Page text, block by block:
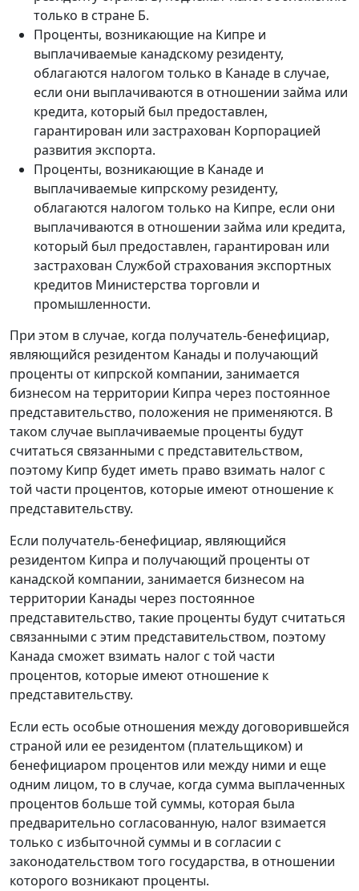
только в стране Б.
Проценты, возникающие на Кипре и
выплачиваемые канадскому резиденту,
облагаются налогом только в Канаде в случае,
если они выплачиваются в отношении займа или
кредита, который был предоставлен,
гарантирован или застрахован Корпорацией
развития экспорта.
Проценты, возникающие в Канаде и
выплачиваемые кипрскому резиденту,
облагаются налогом только на Кипре, если они
выплачиваются в отношении займа или кредита,
который был предоставлен, гарантирован или
застрахован Службой страхования экспортных
кредитов Министерства торговли и
промышленности.
При этом в случае, когда получатель-бенефициар,
являющийся резидентом Канады и получающий
проценты от кипрской компании, занимается
бизнесом на территории Кипра через постоянное
представительство, положения не применяются. В
таком случае выплачиваемые проценты будут
считаться связанными с представительством,
поэтому Кипр будет иметь право взимать налог с
той части процентов, которые имеют отношение к
представительству.
Если получатель-бенефициар, являющийся
резидентом Кипра и получающий проценты от
канадской компании, занимается бизнесом на
территории Канады через постоянное
представительство, такие проценты будут считаться
связанными с этим представительством, поэтому
Канада сможет взимать налог с той части
процентов, которые имеют отношение к
представительству.
Если есть особые отношения между договорившейся
страной или ее резидентом (плательщиком) и
бенефициаром процентов или между ними и еще
одним лицом, то в случае, когда сумма выплаченных
процентов больше той суммы, которая была
предварительно согласованную, налог взимается
только с избыточной суммы и в согласии с
законодательством того государства, в отношении
которого возникают проценты.